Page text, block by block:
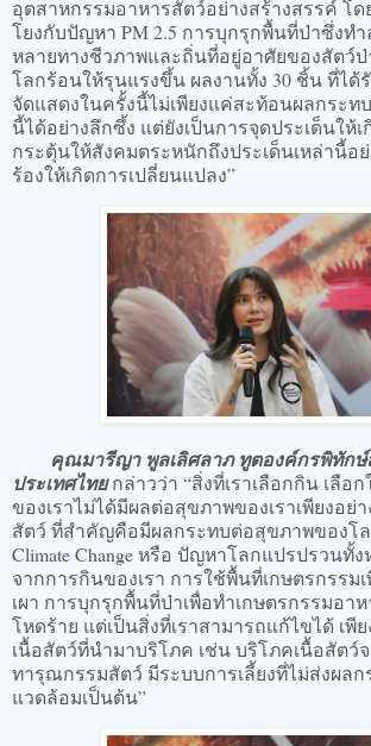
อุตสาหกรรมอาหารสัตว์อย่างสร้างสรรค์ โด
โยงกับปัญหา PM 2.5 การบุกรุกพื้นที่ป่าซึ่งท
หลายทางชีวภาพและถิ่นที่อยู่อาศัยของสัตว์ป่
โลกร้อนให้รุนแรงขึ้น ผลงานทั้ง 30 ชิ้น ที่ได้
จัดแสดงในครั้งนี้ไม่เพียงแค่สะท้อนผลกระท
นี้ได้อย่างลึกซึ้ง แต่ยังเป็นการจุดประเด็นให้
กระตุ้นให้สังคมตระหนักถึงประเด็นเหล่านี้อ
ร้องให้เกิดการเปลี่ยนแปลง”
คุณมารีญา พูลเลิศลาภ ทูตองค์กรพิทัก
ประเทศไทยกล่าวว่า “สิ่งที่เราเลือกกิน เลือ
ของเราไม่ได้มีผลต่อสุขภาพของเราเพียงอย่
สัตว์ ที่สำคัญคือมีผลกระทบต่อสุขภาพของโ
Climate Change หรือ ปัญหาโลกแปรปรวนทั้
จากการกินของเรา การใช้พื้นที่เกษตรกรรม
เผา การบุกรุกพื้นที่ป่าเพื่อทำเกษตรกรรมอา
โหดร้าย แต่เป็นสิ่งที่เราสามารถแก้ไขได้ เพี
เนื้อสัตว์ที่นำมาบริโภค เช่น บริโภคเนื้อสัตว์
ทารุณกรรมสัตว์ มีระบบการเลี้ยงที่ไม่ส่งผลก
แวดล้อมเป็นต้น”